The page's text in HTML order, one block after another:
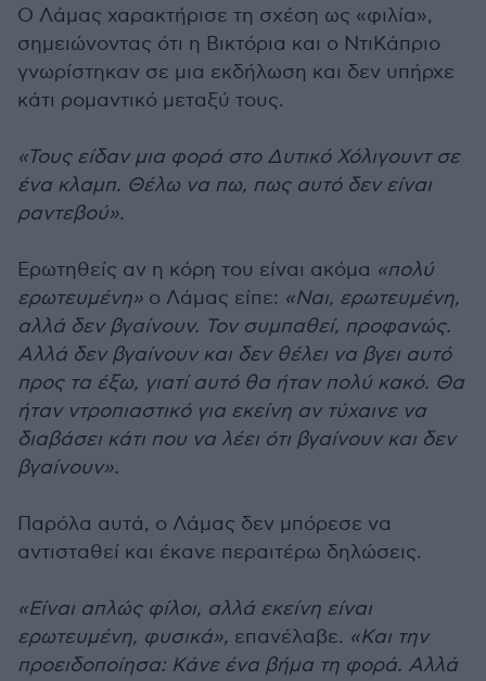
Ο Λάμας χαρακτήρισε τη σχέση ως «φιλία»,
σημειώνοντας ότι η Βικτόρια και ο ΝτιΚάπριο
γνωρίστηκαν σε μια εκδήλωση και δεν υπήρχε
κάτι ρομαντικό μεταξύ τους.
«Τους είδαν μια φορά στο Δυτικό Χόλιγουντ σε
ένα κλαμπ. Θέλω να πω, πως αυτό δεν είναι
ραντεβού».
Ερωτηθείς αν η κόρη του είναι ακόμα «πολύ
ερωτευμένη» ο Λάμας είπε: «Ναι, ερωτευμένη,
αλλά δεν βγαίνουν. Τον συμπαθεί, προφανώς.
Αλλά δεν βγαίνουν και δεν θέλει να βγει αυτό
προς τα έξω, γιατί αυτό θα ήταν πολύ κακό. Θα
ήταν ντροπιαστικό για εκείνη αν τύχαινε να
διαβάσει κάτι που να λέει ότι βγαίνουν και δεν
βγαίνουν».
Παρόλα αυτά, ο Λάμας δεν μπόρεσε να
αντισταθεί και έκανε περαιτέρω δηλώσεις.
«Είναι απλώς φίλοι, αλλά εκείνη είναι
ερωτευμένη, φυσικά», επανέλαβε. «Και την
προειδοποίησα: Κάνε ένα βήμα τη φορά. Αλλά